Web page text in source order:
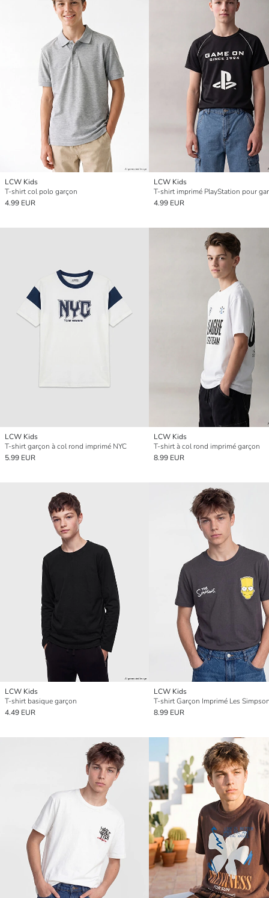
LCW Kids
T-shirt col polo garçon
4.99 EUR
LCW Kids
T-shirt imprimé PlayStation pour
4.99 EUR
LCW Kids
T-shirt garçon à col rond imprimé NYC
5.99 EUR
LCW Kids
T-shirt à col rond imprimé garçon
8.99 EUR
LCW Kids
T-shirt basique garçon
4.49 EUR
LCW Kids
8.99 EUR